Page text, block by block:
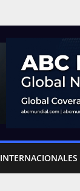
INTERNACIONALES